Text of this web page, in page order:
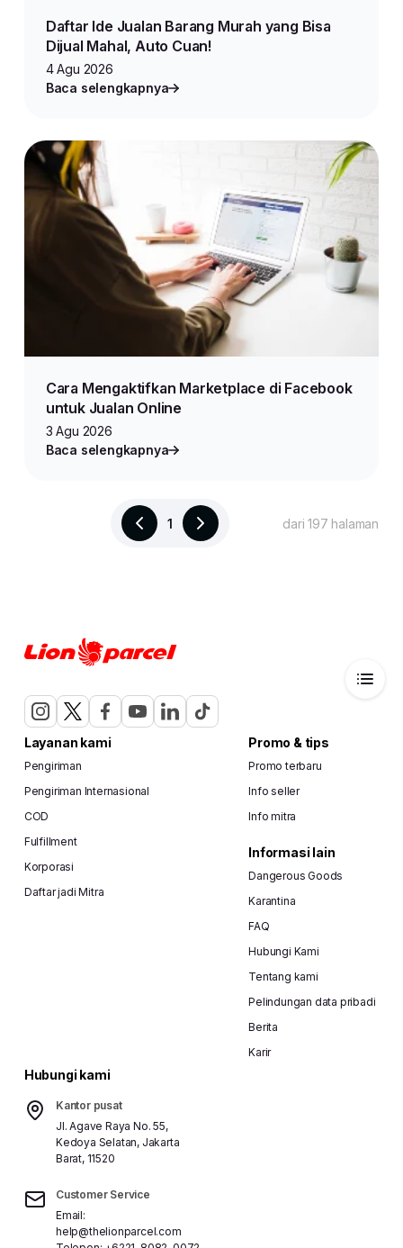
Daftar Ide Jualan Barang Murah yang Bisa
Dijual Mahal, Auto Cuan!
4 Agu 2026
Baca selengkapnya
Cara Mengaktifkan Marketplace di Facebook
untuk Jualan Online
3 Agu 2026
Baca selengkapnya
1 dari 197 halaman
Layanan kami
Pengiriman
Pengiriman Internasional
COD
Fulfillment
Korporasi
Daftar jadi Mitra
Promo & tips
Promo terbaru
Info seller
Info mitra
Informasi lain
Dangerous Goods
Karantina
FAQ
Hubungi Kami
Tentang kami
Pelindungan data pribadi
Berita
Karir
Hubungi kami
Kantor pusat
Jl. Agave Raya No. 55,
Kedoya Selatan, Jakarta
Barat, 11520
Customer Service
Email:
help@thelionparcel.com